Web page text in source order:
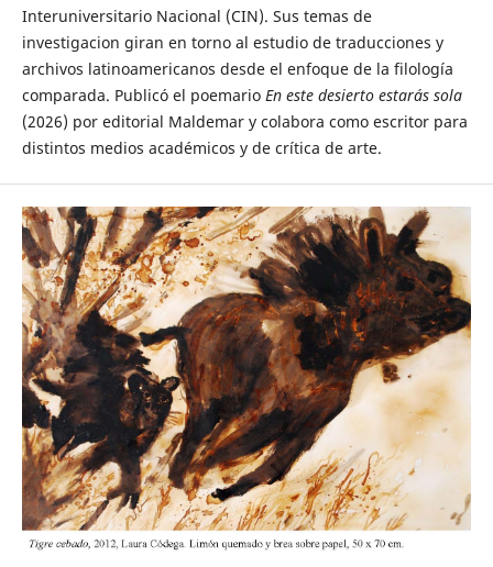
Interuniversitario Nacional (CIN). Sus temas de
investigacion giran en torno al estudio de traducciones y
archivos latinoamericanos desde el enfoque de la filología
comparada. Publicó el poemario En este desierto estarás sola
(2026) por editorial Maldemar y colabora como escritor para
distintos medios académicos y de crítica de arte.